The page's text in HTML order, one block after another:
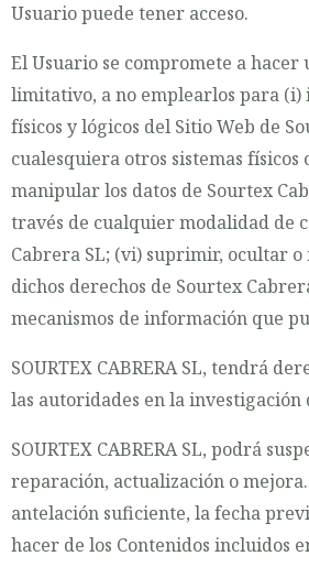
Usuario puede tener acceso.
El Usuario se compromete a
limitativo, a no emplearlos para (i)
físicos y lógicos del Sitio Web de
cualesquiera otros sistemas
manipular los datos de Sourtex
través de cualquier modalidad de
Cabrera SL; (vi) suprimir, ocultar
dichos derechos de Sourtex
mecanismos de información que
SOURTEX CABRERA SL, tendrá
las autoridades en la investigación
SOURTEX CABRERA SL, podrá
reparación, actualización o
antelación suficiente, la fecha
hacer de los Contenidos incluidos